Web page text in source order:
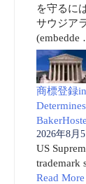
を守るに
サウジア
(embedde
商標登録
2026年8月
US
trademark
Read